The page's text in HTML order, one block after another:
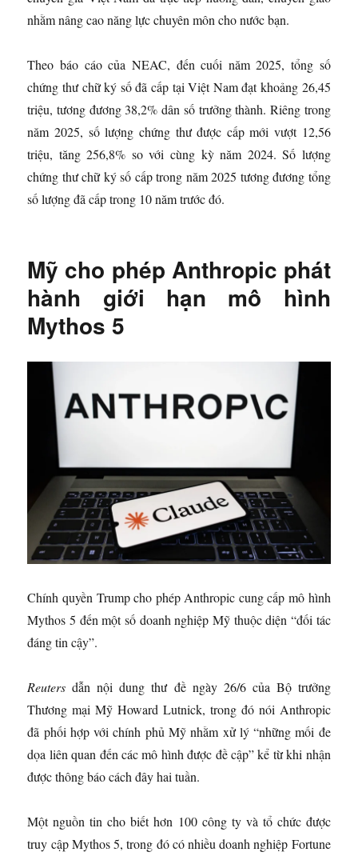
nhằm nâng cao năng lực chuyên môn cho nước bạn.
Theo báo cáo của NEAC, đến cuối năm 2025, tổng số
chứng thư chữ ký số đã cấp tại Việt Nam đạt khoảng 26,45
triệu, tương đương 38,2% dân số trưởng thành. Riêng trong
năm 2025, số lượng chứng thư được cấp mới vượt 12,56
triệu, tăng 256,8% so với cùng kỳ năm 2024. Số lượng
chứng thư chữ ký số cấp trong năm 2025 tương đương tổng
số lượng đã cấp trong 10 năm trước đó.
Mỹ cho phép Anthropic phát
hành giới hạn mô hình
Mythos 5
Chính quyền Trump cho phép Anthropic cung cấp mô hình
Mythos 5 đến một số doanh nghiệp Mỹ thuộc diện “đối tác
đáng tin cậy”.
Reuters dẫn nội dung thư đề ngày 26/6 của Bộ trưởng
Thương mại Mỹ Howard Lutnick, trong đó nói Anthropic
đã phối hợp với chính phủ Mỹ nhằm xử lý “những mối đe
dọa liên quan đến các mô hình được đề cập” kể từ khi nhận
được thông báo cách đây hai tuần.
Một nguồn tin cho biết hơn 100 công ty và tổ chức được
truy cập Mythos 5, trong đó có nhiều doanh nghiệp Fortune